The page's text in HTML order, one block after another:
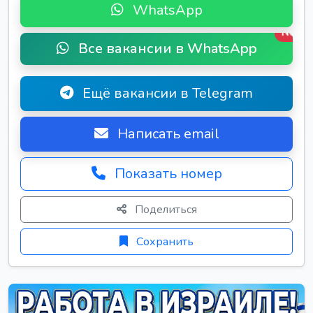
WhatsApp
Все вакансии в WhatsApp
New
Ещё вакансии в Telegram
Написать email
Показать номер
Поделиться
Сохранить